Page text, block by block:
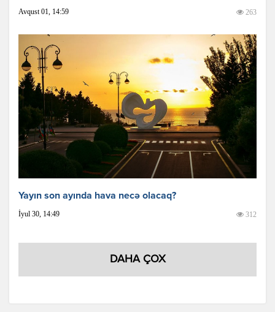
Avqust 01, 14:59 263
Yayın son ayında hava necə olacaq?
İyul 30, 14:49 312
DAHA ÇOX